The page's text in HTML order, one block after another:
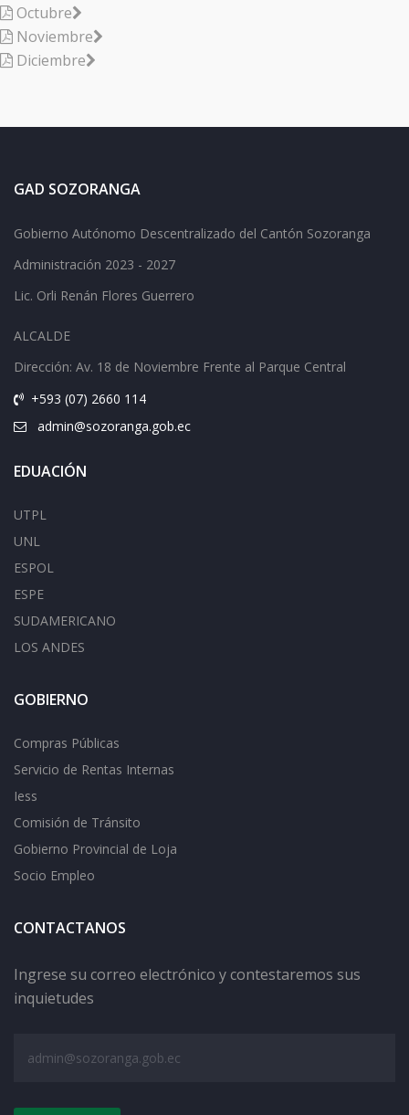
Octubre
Noviembre
Diciembre
GAD SOZORANGA
Gobierno Autónomo Descentralizado del Cantón Sozoranga
Administración 2023 - 2027
Lic. Orli Renán Flores Guerrero
ALCALDE
Dirección: Av. 18 de Noviembre Frente al Parque Central
+593 (07) 2660 114
admin@sozoranga.gob.ec
EDUACIÓN
UTPL
UNL
ESPOL
ESPE
SUDAMERICANO
LOS ANDES
GOBIERNO
Compras Públicas
Servicio de Rentas Internas
Iess
Comisión de Tránsito
Gobierno Provincial de Loja
Socio Empleo
CONTACTANOS
Ingrese su correo electrónico y contestaremos sus
inquietudes